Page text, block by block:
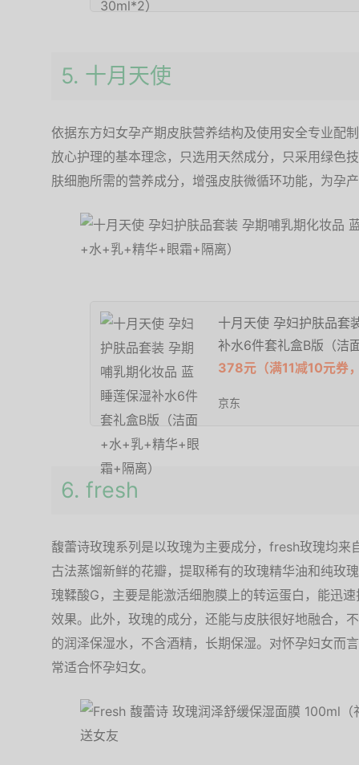
5. 十月天使
依据东方妇女孕产期皮肤营养结构及使用安全专业配
放心护理的基本理念，只选用天然成分，只采用绿色
肤细胞所需的营养成分，增强皮肤微循环功能，为孕
十月天使 孕妇护肤品套
补水6件套礼盒B版（洁
378元（满11减10元券
京东
6. fresh
馥蕾诗玫瑰系列是以玫瑰为主要成分，fresh玫瑰均来
古法蒸馏新鲜的花瓣，提取稀有的玫瑰精华油和纯玫
瑰鞣酸G，主要是能激活细胞膜上的转运蛋白，能迅
效果。此外，玫瑰的成分，还能与皮肤很好地融合，
的润泽保湿水，不含酒精，长期保湿。对怀孕妇女而
常适合怀孕妇女。